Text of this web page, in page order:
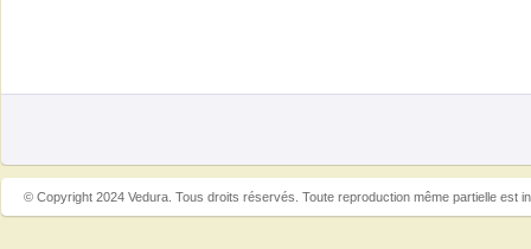
© Copyright 2024 Vedura. Tous droits réservés. Toute reproduction même partielle est